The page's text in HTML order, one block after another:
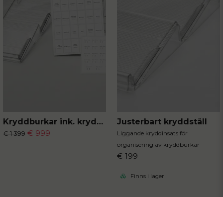
Kryddburkar ink. kryddställ
€ 1 399 € 999
Justerbart kryddställ
Liggande kryddinsats för
organisering av kryddburkar
€ 199
Finns i lager